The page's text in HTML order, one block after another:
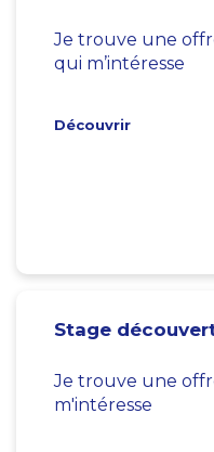
Je trouve une
qui m’intéresse
Découvrir
Stage
Je trouve une
m'intéresse